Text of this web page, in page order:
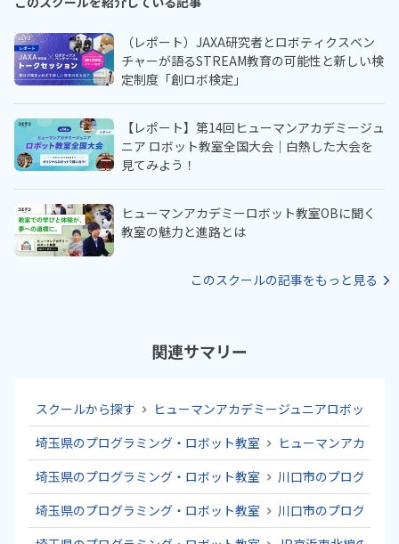
（レポート）JAXA研究者とロボティクスベン
チャーが語るSTREAM教育の可能性と新しい検
定制度「創ロボ検定」
【レポート】第14回ヒューマンアカデミージュ
ニア ロボット教室全国大会｜白熱した大会を
見てみよう！
ヒューマンアカデミーロボット教室OBに聞く
教室の魅力と進路とは
このスクールの記事をもっと見る
関連サマリー
スクールから探す
ヒューマンアカデミージュニアロボット教
埼玉県のプログラミング・ロボット教室
ヒューマンアカデミ
埼玉県のプログラミング・ロボット教室
川口市のプログラミ
埼玉県のプログラミング・ロボット教室
川口市のプログラミ